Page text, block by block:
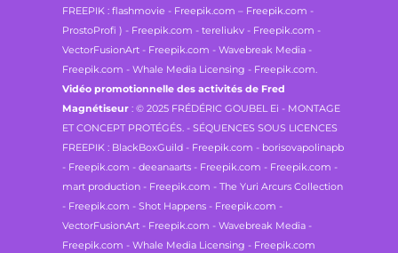
FREEPIK : flashmovie - Freepik.com – Freepik.com -
ProstoProfi ) - Freepik.com - tereliukv - Freepik.com -
VectorFusionArt - Freepik.com - Wavebreak Media -
Freepik.com - Whale Media Licensing - Freepik.com.
Vidéo promotionnelle des activités de Fred
Magnétiseur : © 2025 FRÉDÉRIC GOUBEL Ei - MONTAGE
ET CONCEPT PROTÉGÉS. - SÉQUENCES SOUS LICENCES
FREEPIK : BlackBoxGuild - Freepik.com - borisovapolinapb
- Freepik.com - deeanaarts - Freepik.com - Freepik.com -
mart production - Freepik.com - The Yuri Arcurs Collection
- Freepik.com - Shot Happens - Freepik.com -
VectorFusionArt - Freepik.com - Wavebreak Media -
Freepik.com - Whale Media Licensing - Freepik.com